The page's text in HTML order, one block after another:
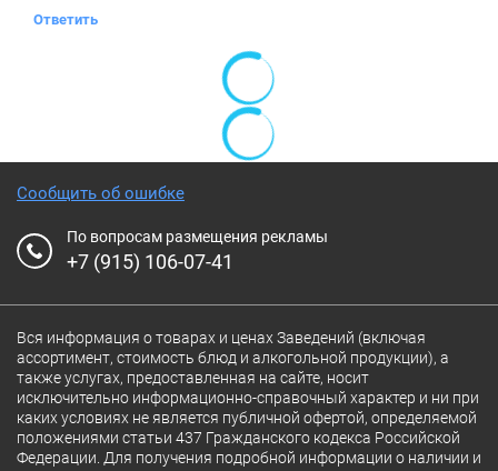
Ответить
Сообщить об ошибке
По вопросам размещения рекламы
+7 (915) 106-07-41
Вся информация о товарах и ценах Заведений (включая
ассортимент, стоимость блюд и алкогольной продукции), а
также услугах, предоставленная на сайте, носит
исключительно информационно-справочный характер и ни при
каких условиях не является публичной офертой, определяемой
положениями статьи 437 Гражданского кодекса Российской
Федерации. Для получения подробной информации о наличии и